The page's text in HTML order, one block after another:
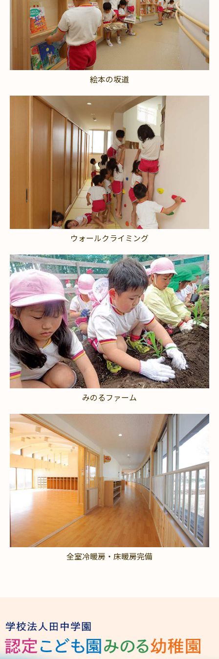
絵本の坂道
ウォールクライミング
みのるファーム
全室冷暖房・床暖房完備